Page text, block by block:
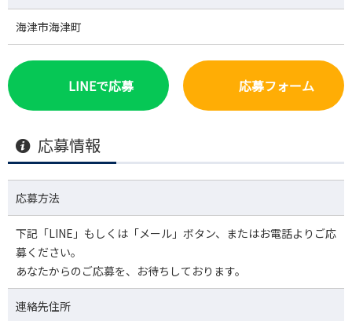
海津市海津町
LINEで応募 応募フォーム
応募情報
応募方法
下記「LINE」もしくは「メール」ボタン、またはお電話よりご応
募ください。
あなたからのご応募を、お待ちしております。
連絡先住所